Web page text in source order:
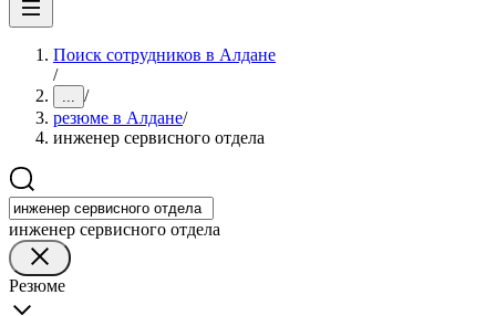
Поиск сотрудников в Алдане
/
... /
резюме в Алдане/
инженер сервисного отдела
инженер сервисного отдела
Резюме